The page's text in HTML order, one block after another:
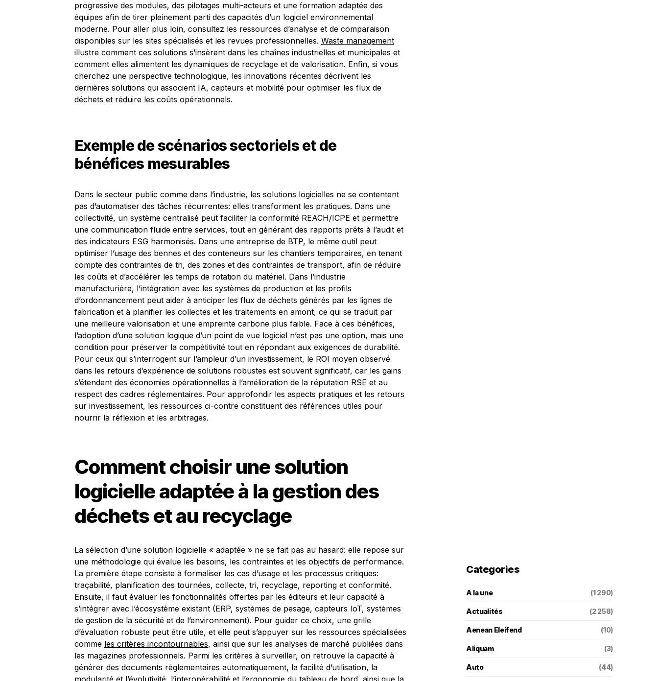
progressive des modules, des pilotages multi-acteurs et une formation adaptée des
équipes afin de tirer pleinement parti des capacités d’un logiciel environnemental
moderne. Pour aller plus loin, consultez les ressources d’analyse et de comparaison
disponibles sur les sites spécialisés et les revues professionnelles. Waste management
illustre comment ces solutions s’insèrent dans les chaînes industrielles et municipales et
comment elles alimentent les dynamiques de recyclage et de valorisation. Enfin, si vous
cherchez une perspective technologique, les innovations récentes décrivent les
dernières solutions qui associent IA, capteurs et mobilité pour optimiser les flux de
déchets et réduire les coûts opérationnels.
Exemple de scénarios sectoriels et de
bénéfices mesurables
Dans le secteur public comme dans l’industrie, les solutions logicielles ne se contentent
pas d’automatiser des tâches récurrentes: elles transforment les pratiques. Dans une
collectivité, un système centralisé peut faciliter la conformité REACH/ICPE et permettre
une communication fluide entre services, tout en générant des rapports prêts à l’audit et
des indicateurs ESG harmonisés. Dans une entreprise de BTP, le même outil peut
optimiser l’usage des bennes et des conteneurs sur les chantiers temporaires, en tenant
compte des contraintes de tri, des zones et des contraintes de transport, afin de réduire
les coûts et d’accélérer les temps de rotation du matériel. Dans l’industrie
manufacturière, l’intégration avec les systèmes de production et les profils
d’ordonnancement peut aider à anticiper les flux de déchets générés par les lignes de
fabrication et à planifier les collectes et les traitements en amont, ce qui se traduit par
une meilleure valorisation et une empreinte carbone plus faible. Face à ces bénéfices,
l’adoption d’une solution logique d’un point de vue logiciel n’est pas une option, mais une
condition pour préserver la compétitivité tout en répondant aux exigences de durabilité.
Pour ceux qui s’interrogent sur l’ampleur d’un investissement, le ROI moyen observé
dans les retours d’expérience de solutions robustes est souvent significatif, car les gains
s’étendent des économies opérationnelles à l’amélioration de la réputation RSE et au
respect des cadres réglementaires. Pour approfondir les aspects pratiques et les retours
sur investissement, les ressources ci-contre constituent des références utiles pour
nourrir la réflexion et les arbitrages.
Comment choisir une solution
logicielle adaptée à la gestion des
déchets et au recyclage
La sélection d’une solution logicielle « adaptée » ne se fait pas au hasard: elle repose sur
une méthodologie qui évalue les besoins, les contraintes et les objectifs de performance.
La première étape consiste à formaliser les cas d’usage et les processus critiques:
traçabilité, planification des tournées, collecte, tri, recyclage, reporting et conformité.
Ensuite, il faut évaluer les fonctionnalités offertes par les éditeurs et leur capacité à
s’intégrer avec l’écosystème existant (ERP, systèmes de pesage, capteurs IoT, systèmes
de gestion de la sécurité et de l’environnement). Pour guider ce choix, une grille
d’évaluation robuste peut être utile, et elle peut s’appuyer sur les ressources spécialisées
comme les critères incontournables, ainsi que sur les analyses de marché publiées dans
les magazines professionnels. Parmi les critères à surveiller, on retrouve la capacité à
générer des documents réglementaires automatiquement, la facilité d’utilisation, la
modularité et l’évolutivité, l’interopérabilité et l’ergonomie du tableau de bord, ainsi que la
Categories
A la une (1 290)
Actualités (2 258)
Aenean Eleifend (10)
Aliquam (3)
Auto (44)